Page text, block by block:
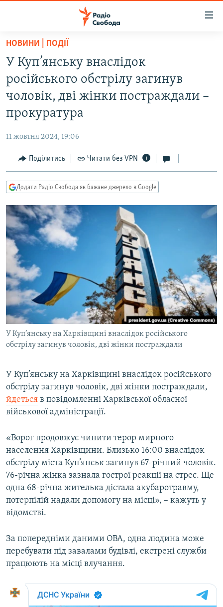
Перейти
основного
матеріалу
Перейти
основної
Перейти
пошуку
РАДІО СВОБОДА – 70 РОКІВ
ВСЕ ЗА ДОБУ
СТАТТІ
КУЛЬТУРА
СПОРТ
СВІТ
ДОНБАС.РЕАЛІЇ
КРИМ.РЕАЛІЇ
ТИ ЯК?
КИТАЙ.ВИКЛИКИ
МУЛЬТИМЕДІА
ФОТО
СПЕЦПРОЄКТИ
ПОДКАСТИ
КРИМ РЕАЛІЇ
РУС
УКР
ДОЛУЧАЙСЯ!
Усі сайти RFE/RL
НОВИНИ | ПОДІЇ
У Куп’янську внаслідок
російського обстрілу загинув
чоловік, дві жінки постраждали –
прокуратура
11 жовтня 2024, 19:06
Поділитись Читати без VPN
Додати Радіо Свобода як бажане джерело в Google
У Куп’янську на Харківщині внаслідок російського
обстрілу загинув чоловік, дві жінки постраждали
У Куп’янську на Харківщині внаслідок російського
обстрілу загинув чоловік, дві жінки постраждали,
йдеться в повідомленні Харківської обласної
військової адміністрації.
«Ворог продовжує чинити терор мирного
населення Харківщини. Близько 16:00 внаслідок
обстрілу міста Куп’янськ загинув 67-річний чоловік.
76-річна жінка зазнала гострої реакції на стрес. Ще
одна 68-річна жителька дістала акубаротравму,
потерпілій надали допомогу на місці», – кажуть у
відомстві.
За попередніми даними ОВА, одна людина може
перебувати під завалами будівлі, екстрені служби
працюють на місці влучання.